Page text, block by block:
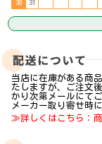
30
31
当店に在庫がある商
たしますが、ご注文
かり次第メールにて
メーカー取り寄せ時
≫詳しくはこちら：